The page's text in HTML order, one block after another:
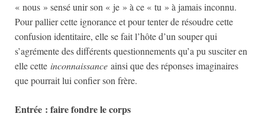
« nous » sensé unir son « je » à ce « tu » à jamais inconnu.
Pour pallier cette ignorance et pour tenter de résoudre cette
confusion identitaire, elle se fait l’hôte d’un souper qui
s’agrémente des différents questionnements qu’a pu susciter en
elle cette inconnaissance ainsi que des réponses imaginaires
que pourrait lui confier son frère.
Entrée : faire fondre le corps